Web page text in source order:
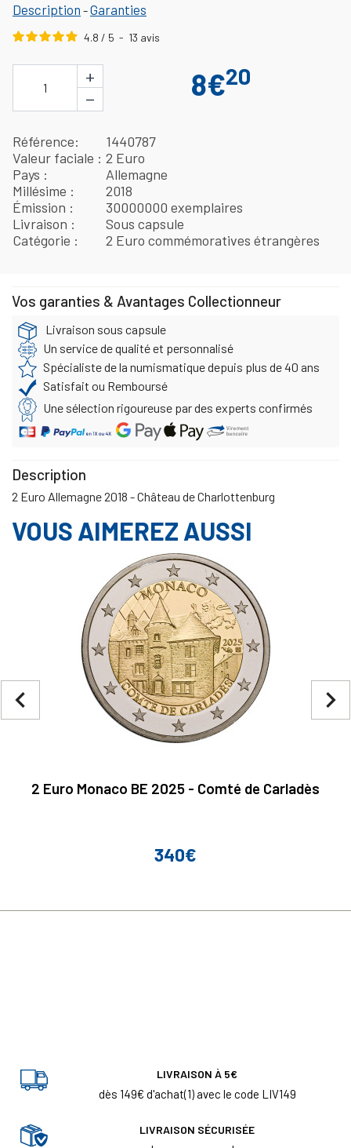
Description -Garanties
4.8 / 5 - 13 avis
1
+
−
8€20
Référence
1440787
Valeur faciale
2 Euro
Pays
Allemagne
Millésime
2018
Émission
30000000 exemplaires
Livraison
Sous capsule
Catégorie
2 Euro commémoratives étrangères
Vos garanties & Avantages Collectionneur
Livraison sous capsule
Un service de qualité et personnalisé
Spécialiste de la numismatique depuis plus de 40 ans
Satisfait ou Remboursé
Une sélection rigoureuse par des experts confirmés
Description
2 Euro Allemagne 2018 - Château de Charlottenburg
VOUS AIMEREZ AUSSI
2 Euro Monaco BE 2025 - Comté de Carladès
Prix
340€
navigate_next
navigate_before
LIVRAISON À 5€
dès 149€ d'achat(1) avec le code LIV149
LIVRAISON SÉCURISÉE